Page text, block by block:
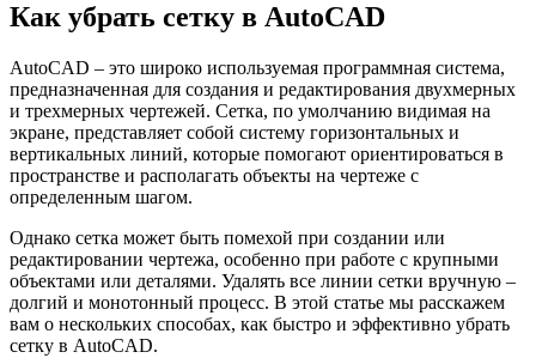
Как убрать сетку в AutoCAD
AutoCAD – это широко используемая программная система,
предназначенная для создания и редактирования двухмерных
и трехмерных чертежей. Сетка, по умолчанию видимая на
экране, представляет собой систему горизонтальных и
вертикальных линий, которые помогают ориентироваться в
пространстве и располагать объекты на чертеже с
определенным шагом.
Однако сетка может быть помехой при создании или
редактировании чертежа, особенно при работе с крупными
объектами или деталями. Удалять все линии сетки вручную –
долгий и монотонный процесс. В этой статье мы расскажем
вам о нескольких способах, как быстро и эффективно убрать
сетку в AutoCAD.